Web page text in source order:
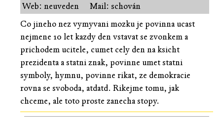
Web: neuveden
Mail: schován
Co jineho nez vymyvani mozku je povinna ucast
nejmene 10 let kazdy den vstavat se zvonkem a
prichodem ucitele, cumet cely den na ksicht
prezidenta a statni znak, povinne umet statni
symboly, hymnu, povinne rikat, ze demokracie
rovna se svoboda, atdatd. Rikejme tomu, jak
chceme, ale toto proste zanecha stopy.